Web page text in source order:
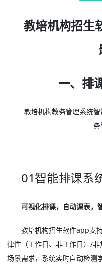
教培机构招生
一、排
教培机构教务管理系统
务
01智能排课系
可视化排课，自动课表，
教培机构招生软件app支
律性（工作日、非工作日）/
场景需求，系统实时自动检测